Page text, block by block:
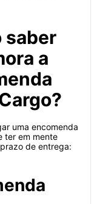
saber
a
uma encomenda
ter em mente
de entrega: